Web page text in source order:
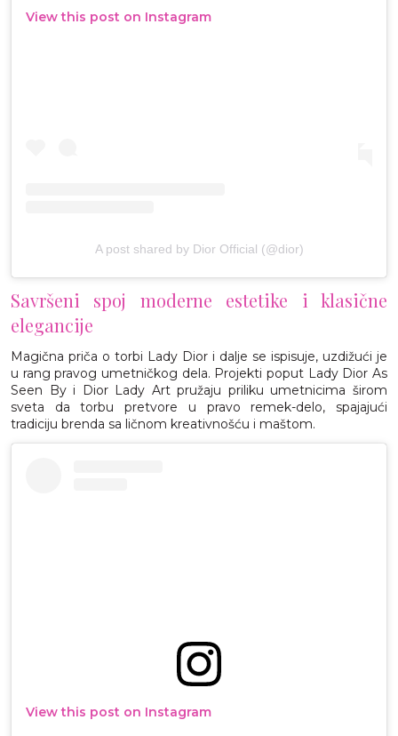
View this post on Instagram
A post shared by Dior Official (@dior)
Savršeni spoj moderne estetike i klasične
elegancije
Magična priča o torbi Lady Dior i dalje se ispisuje, uzdižući je
u rang pravog umetničkog dela. Projekti poput Lady Dior As
Seen By i Dior Lady Art pružaju priliku umetnicima širom
sveta da torbu pretvore u pravo remek-delo, spajajući
tradiciju brenda sa ličnom kreativnošću i maštom.
View this post on Instagram